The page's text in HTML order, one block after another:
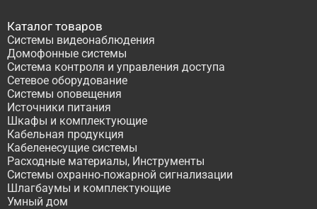
Каталог товаров
Системы видеонаблюдения
Домофонные системы
Система контроля и управления доступа
Сетевое оборудование
Системы оповещения
Источники питания
Шкафы и комплектующие
Кабельная продукция
Кабеленесущие системы
Расходные материалы, Инструменты
Системы охранно-пожарной сигнализации
Шлагбаумы и комплектующие
Умный дом